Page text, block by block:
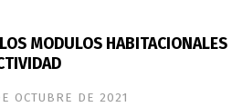
MODULOS HABITACIONALES
OCTUBRE DE 2021